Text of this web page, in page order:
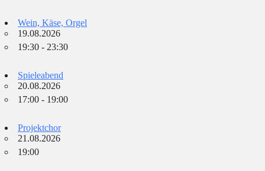
Wein, Käse, Orgel
19.08.2026
19:30 - 23:30
Spieleabend
20.08.2026
17:00 - 19:00
Projektchor
21.08.2026
19:00